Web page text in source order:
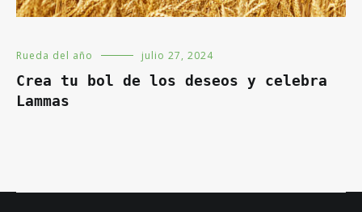
Rueda del año julio 27, 2024
Crea tu bol de los deseos y celebra
Lammas